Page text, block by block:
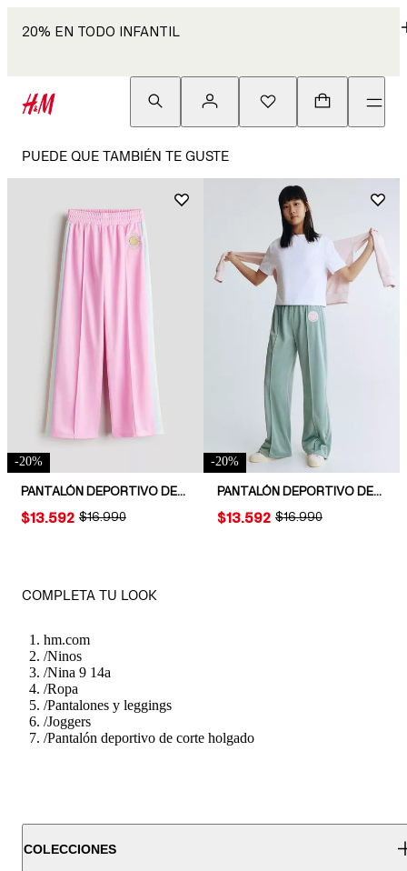
20% EN TODO INFANTIL
PUEDE QUE TAMBIÉN TE GUSTE
-20%
PANTALÓN DEPORTIVO DE CORTE HOLGADO
ORIGINAL PRICE:
$16.990
PRICE:
$13.592
-20%
PANTALÓN DEPORTIVO DE CORTE HOLGADO
ORIGINAL PRICE:
$16.990
PRICE:
$13.592
COMPLETA TU LOOK
hm.com
/Ninos
/Nina 9 14a
/Ropa
/Pantalones y leggings
/Joggers
/Pantalón deportivo de corte holgado
COLECCIONES